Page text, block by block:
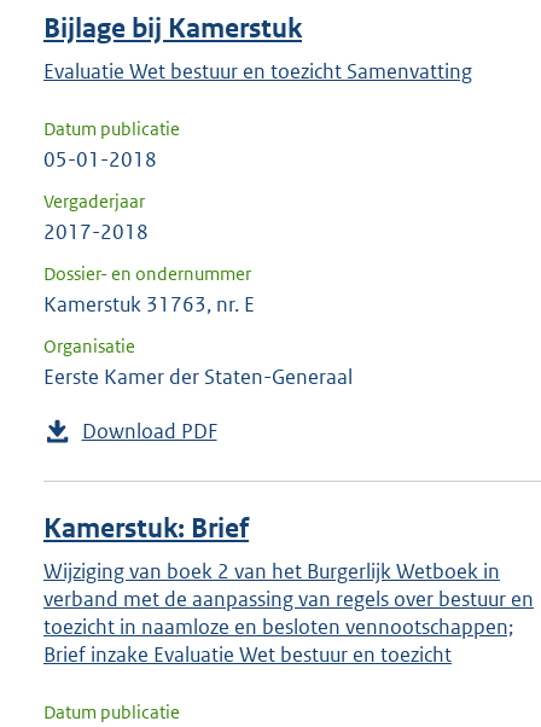
Bijlage bij Kamerstuk
Evaluatie Wet bestuur en toezicht Samenvatting
Datum publicatie
05-01-2018
Vergaderjaar
2017-2018
Dossier- en ondernummer
Kamerstuk 31763, nr. E
Organisatie
Eerste Kamer der Staten-Generaal
Download PDF
Kamerstuk: Brief
Wijziging van boek 2 van het Burgerlijk Wetboek in
verband met de aanpassing van regels over bestuur en
toezicht in naamloze en besloten vennootschappen;
Brief inzake Evaluatie Wet bestuur en toezicht
Datum publicatie